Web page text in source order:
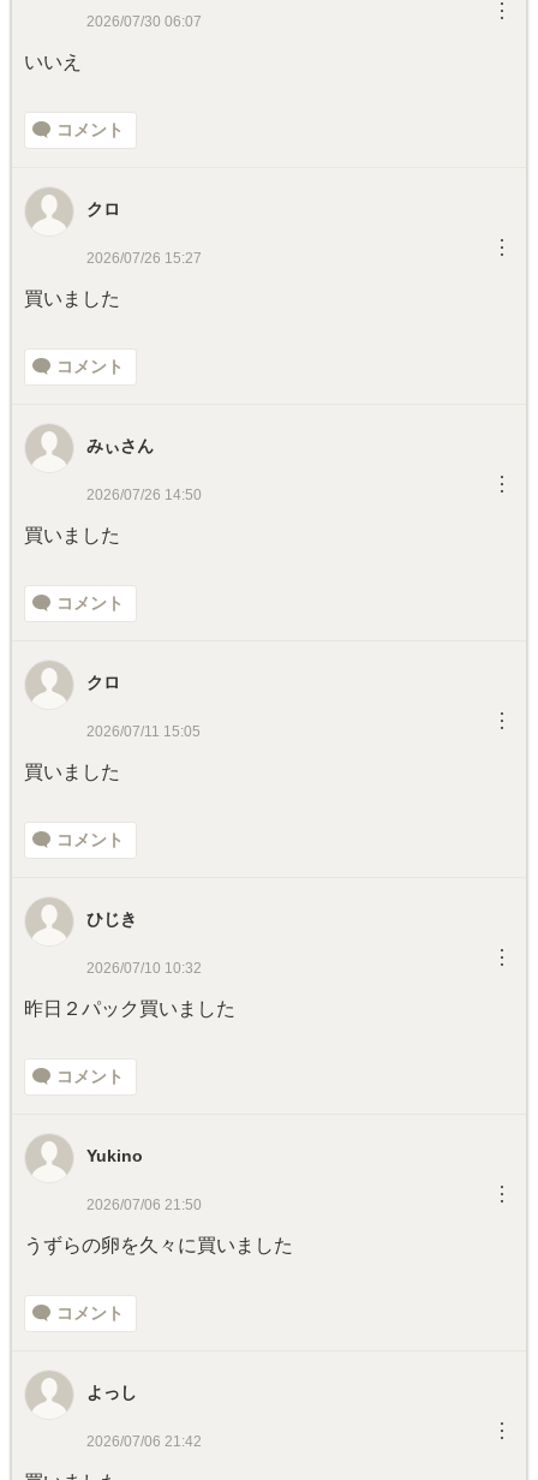
2026/07/30 06:07 ︙
いいえ
コメント
クロ
2026/07/26 15:27 ︙
買いました
コメント
みぃさん
2026/07/26 14:50 ︙
買いました
コメント
クロ
2026/07/11 15:05 ︙
買いました
コメント
ひじき
2026/07/10 10:32 ︙
昨日２パック買いました
コメント
Yukino
2026/07/06 21:50 ︙
うずらの卵を久々に買いました
コメント
よっし
2026/07/06 21:42 ︙